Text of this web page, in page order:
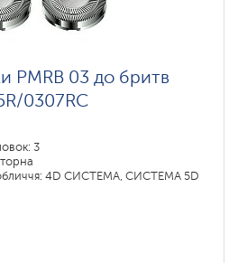
PMRB 03 до бритв
0307RC
3
4D СИСТЕМА, СИСТЕМА 5D